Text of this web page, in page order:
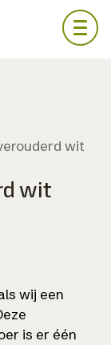
wit
wit
wij een
is er één